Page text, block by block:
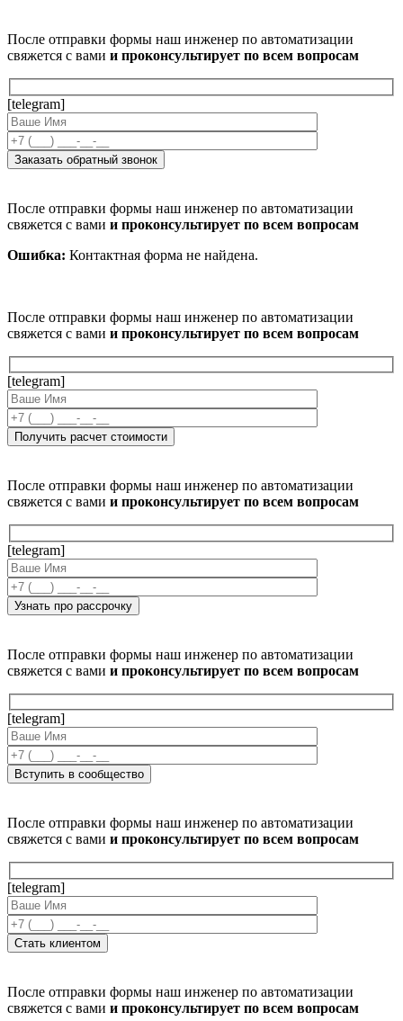
После отправки формы наш инженер по автоматизации
свяжется с вами и проконсультирует по всем вопросам
[telegram]
После отправки формы наш инженер по автоматизации
свяжется с вами и проконсультирует по всем вопросам
Ошибка: Контактная форма не найдена.
После отправки формы наш инженер по автоматизации
свяжется с вами и проконсультирует по всем вопросам
[telegram]
После отправки формы наш инженер по автоматизации
свяжется с вами и проконсультирует по всем вопросам
[telegram]
После отправки формы наш инженер по автоматизации
свяжется с вами и проконсультирует по всем вопросам
[telegram]
После отправки формы наш инженер по автоматизации
свяжется с вами и проконсультирует по всем вопросам
[telegram]
После отправки формы наш инженер по автоматизации
свяжется с вами и проконсультирует по всем вопросам